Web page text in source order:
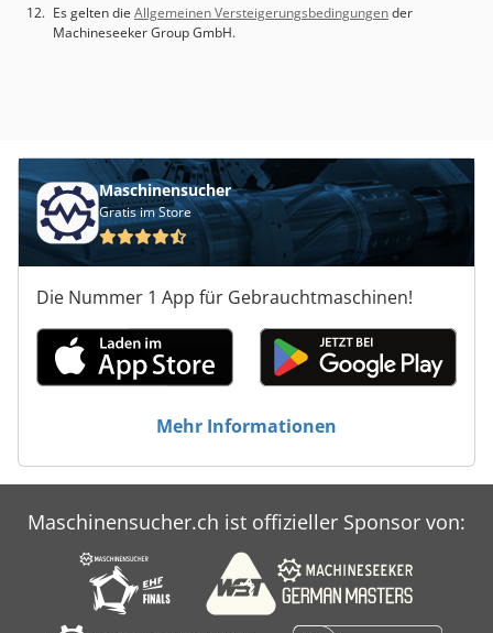
Es gelten die Allgemeinen Versteigerungsbedingungender
Machineseeker Group GmbH.
Maschinensucher
Gratis im Store
Die Nummer 1 App für Gebrauchtmaschinen!
Mehr Informationen
Maschinensucher.ch ist offizieller Sponsor von: